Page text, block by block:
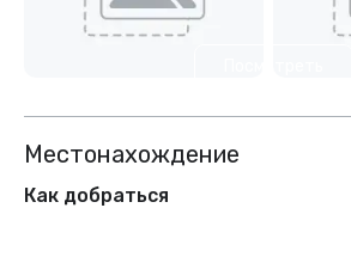
Местонахождение
Как добраться